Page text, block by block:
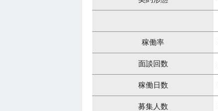
稼働率
面談回数
稼働日数
募集人数